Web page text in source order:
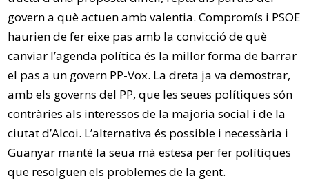
govern a què actuen amb valentia. Compromís i PSOE
haurien de fer eixe pas amb la convicció de què
canviar l’agenda política és la millor forma de barrar
el pas a un govern PP-Vox. La dreta ja va demostrar,
amb els governs del PP, que les seues polítiques són
contràries als interessos de la majoria social i de la
ciutat d’Alcoi. L’alternativa és possible i necessària i
Guanyar manté la seua mà estesa per fer polítiques
que resolguen els problemes de la gent.